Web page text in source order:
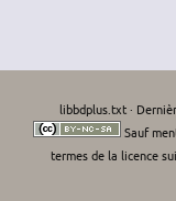
libbdplus.txt·
Sauf
termes de la licence